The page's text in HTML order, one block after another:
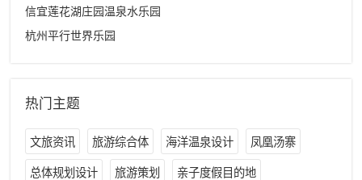
信宜莲花湖庄园温泉水乐园
杭州平行世界乐园
热门主题
文旅资讯 旅游综合体 海洋温泉设计 凤凰汤寨
总体规划设计 旅游策划 亲子度假目的地